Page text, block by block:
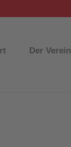
Der Verein